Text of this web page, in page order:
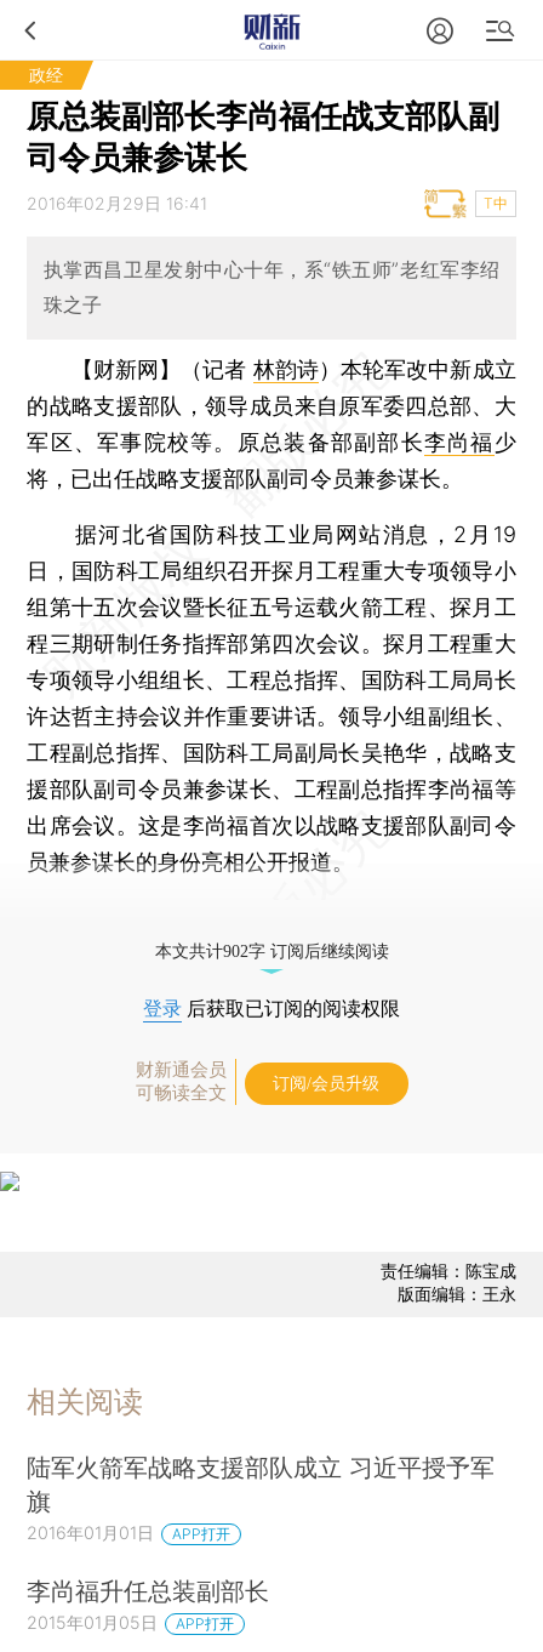
政经
原总装副部长李尚福任战支部队副
司令员兼参谋长
2016年02月29日 16:41 T中
执掌西昌卫星发射中心十年，系“铁五师”老红军李绍
珠之子
【财新网】（记者 林韵诗） 本轮军改中新成立
的战略支援部队，领导成员来自原军委四总部、大
军区、军事院校等。原总装备部副部长李尚福少
将，已出任战略支援部队副司令员兼参谋长。
据河北省国防科技工业局网站消息，2月19
日，国防科工局组织召开探月工程重大专项领导小
组第十五次会议暨长征五号运载火箭工程、探月工
程三期研制任务指挥部第四次会议。探月工程重大
专项领导小组组长、工程总指挥、国防科工局局长
许达哲主持会议并作重要讲话。领导小组副组长、
工程副总指挥、国防科工局副局长吴艳华，战略支
援部队副司令员兼参谋长、工程副总指挥李尚福等
出席会议。这是李尚福首次以战略支援部队副司令
员兼参谋长的身份亮相公开报道。
本文共计902字 订阅后继续阅读
登录 后获取已订阅的阅读权限
财新通会员
可畅读全文
订阅/会员升级
责任编辑：陈宝成
版面编辑：王永
相关阅读
陆军火箭军战略支援部队成立 习近平授予军
旗
2016年01月01日 APP打开
李尚福升任总装副部长
2015年01月05日 APP打开